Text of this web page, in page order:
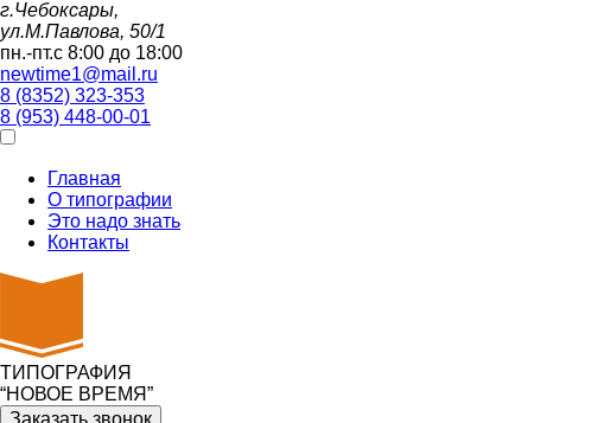
г.Чебоксары,
ул.М.Павлова, 50/1
пн.-пт.с 8:00 до 18:00
newtime1@mail.ru
8 (8352) 323-353
8 (953) 448-00-01
Главная
О типографии
Это надо знать
Контакты
ТИПОГРАФИЯ
“НОВОЕ ВРЕМЯ”
Заказать звонок